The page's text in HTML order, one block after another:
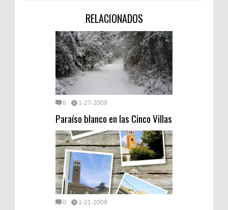
RELACIONADOS
6 1-27-2009
Paraíso blanco en las Cinco Villas
0 1-21-2009